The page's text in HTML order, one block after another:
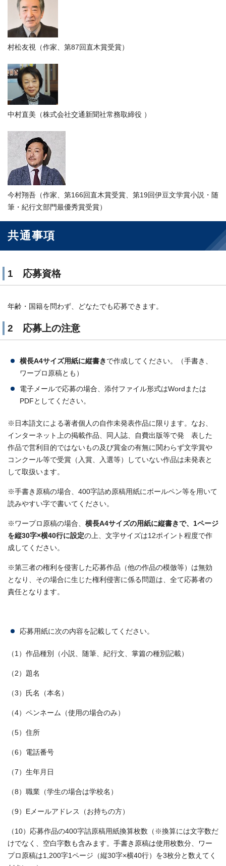
村松友視（作家、第87回直木賞受賞）
中村直美（株式会社交通新聞社常務取締役 ）
今村翔吾（作家、第166回直木賞受賞、第19回伊豆文学賞小説・随
筆・紀行文部門最優秀賞受賞）
共通事項
1 応募資格
年齢・国籍を問わず、どなたでも応募できます。
2 応募上の注意
横長A4サイズ用紙に縦書き で作成してください。（手書き、
ワープロ原稿とも）
電子メールで応募の場合、添付ファイル形式はWordまたは
PDFとしてください。
※日本語文による著者個人の自作未発表作品に限ります。なお、
インターネット上の掲載作品、同人誌、自費出版等で発 表した
作品で営利目的ではないもの及び賞金の有無に関わらず文学賞や
コンクール等で受賞（入賞、入選等）していない作品は未発表と
して取扱います。
※手書き原稿の場合、400字詰め原稿用紙にボールペン等を用いて
読みやすい字で書いてください。
※ワープロ原稿の場合、 横長A4サイズの用紙に縦書きで、1ページ
を縦30字×横40行に設定の上、文字サイズは12ポイント程度で作
成してください。
※第三者の権利を侵害した応募作品（他の作品の模倣等）は無効
となり、その場合に生じた権利侵害に係る問題は、全て応募者の
責任となります。
応募用紙に次の内容を記載してください。
（1）作品種別（小説、随筆、紀行文、掌篇の種別記載）
（2）題名
（3）氏名（本名）
（4）ペンネーム（使用の場合のみ）
（5）住所
（6）電話番号
（7）生年月日
（8）職業（学生の場合は学校名）
（9）Eメールアドレス（お持ちの方）
（10）応募作品の400字詰原稿用紙換算枚数（※換算には文字数だ
けでなく、空白字数も含みます。手書き原稿は使用枚数分、ワー
プロ原稿は1,200字1ページ（縦30字×横40行）を3枚分と数えてく